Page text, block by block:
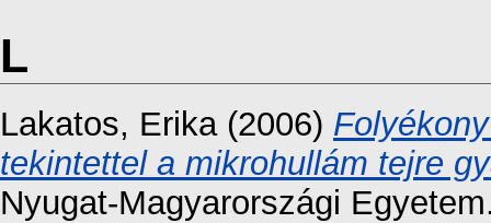
L
Lakatos, Erika(2006)
tekintettel a mikrohullám tejre
Nyugat-Magyarországi